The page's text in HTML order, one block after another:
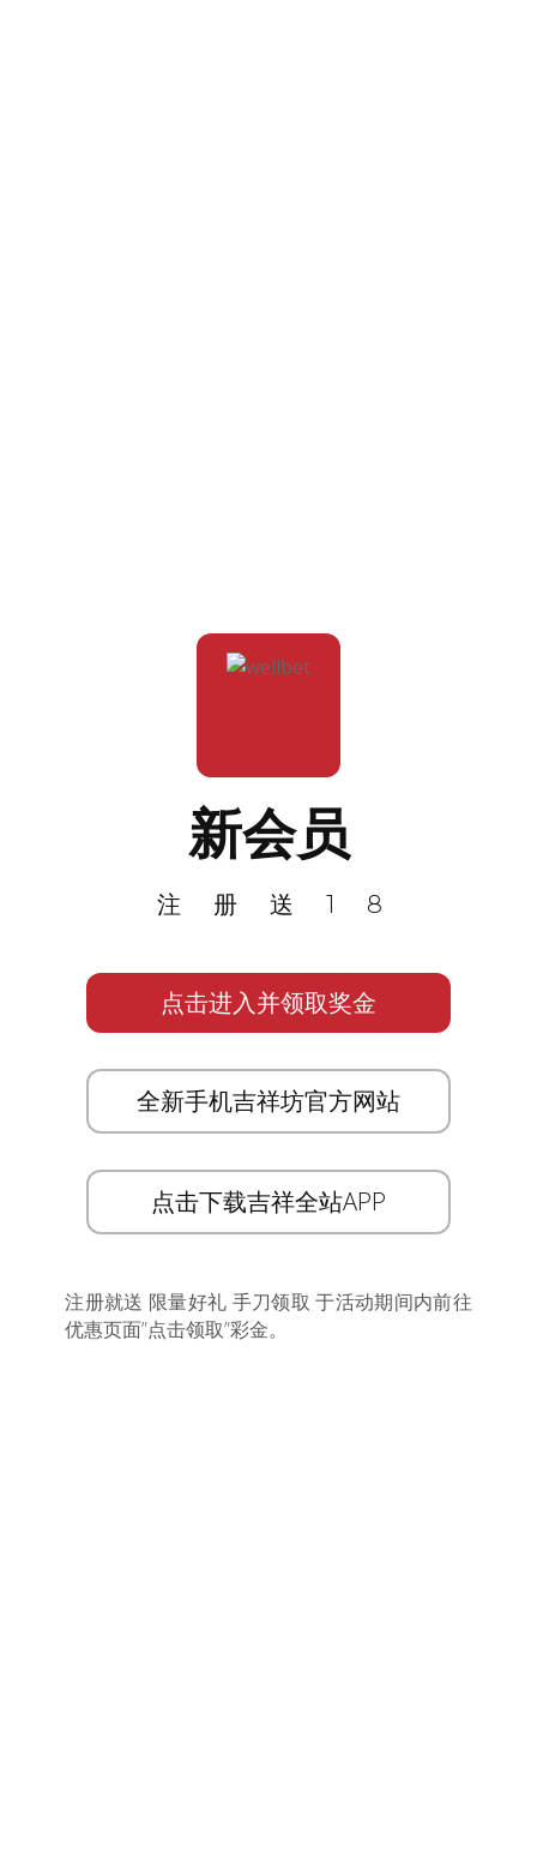
新会员
注册送18
点击进入并领取奖金
全新手机吉祥坊官方网站
点击下载吉祥全站APP
注册就送 限量好礼 手刀领取 于活动期间内前往
优惠页面”点击领取”彩金。